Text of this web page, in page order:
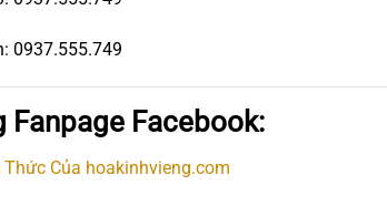
0937.555.749
Fanpage Facebook:
Thức Của hoakinhvieng.com